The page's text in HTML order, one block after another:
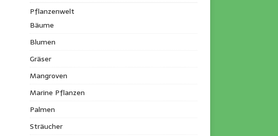
Pflanzenwelt
Bäume
Blumen
Gräser
Mangroven
Marine Pflanzen
Palmen
Sträucher